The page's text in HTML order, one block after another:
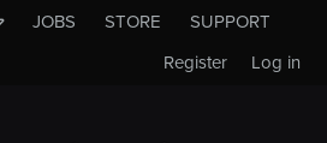
JOBS STORE
SUPPORT
Log in
Register